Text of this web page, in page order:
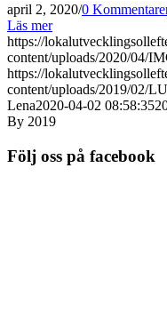
april 2, 2020/0
Läs mer
https://
content/uploads/2020/04/
https://
content/uploads/2019/02/
Lena2020-04-02 08:58:35
By 2019
Följ oss på facebook